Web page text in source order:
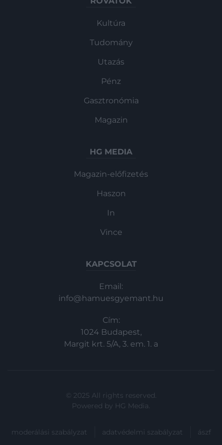
Kultúra
Tudomány
Utazás
Pénz
Gasztronómia
Magazin
HG MEDIA
Magazin-előfizetés
Haszon
In
Vince
KAPCSOLAT
Email:
info@hamuesgyemant.hu
Cím:
1024 Budapest,
Margit krt. 5/A, 3. em. 1. a
© 2025 All rights reserved.
Powered by HG Media.
moderálási szabályzat adatvédelmi szabályzat ászf